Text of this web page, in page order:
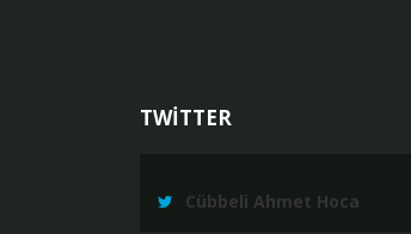
TWİTTER
Cübbeli Ahmet Hoca